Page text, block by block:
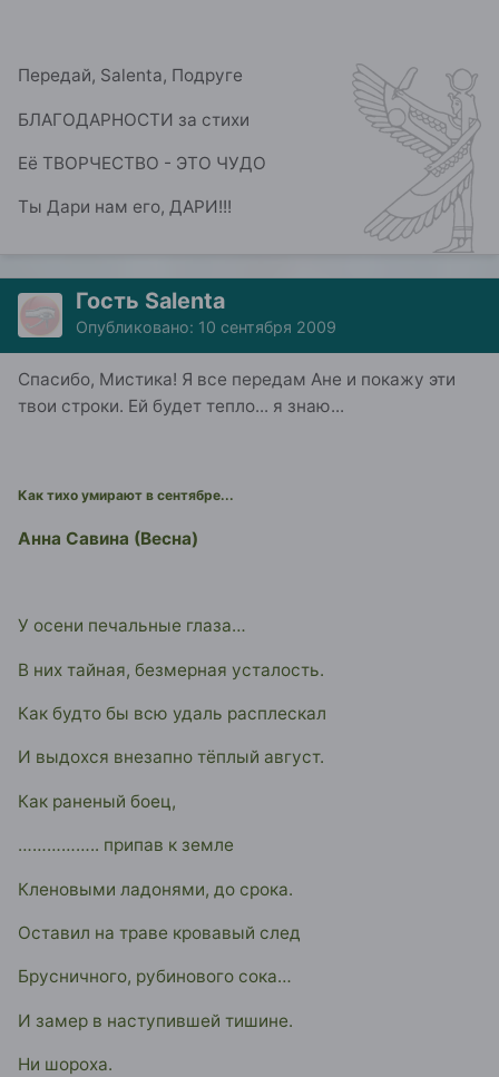
Передай, Salenta, Подруге
БЛАГОДАРНОСТИ за стихи
Её ТВОРЧЕСТВО - ЭТО ЧУДО
Ты Дари нам его, ДАРИ!!!
Гость Salenta
Опубликовано: 10 сентября 2009
Спасибо, Мистика! Я все передам Ане и покажу эти
твои строки. Ей будет тепло... я знаю...
Как тихо умирают в сентябре...
Анна Савина (Весна)
У осени печальные глаза…
В них тайная, безмерная усталость.
Как будто бы всю удаль расплескал
И выдохся внезапно тёплый август.
Как раненый боец,
…………….. припав к земле
Кленовыми ладонями, до срока.
Оставил на траве кровавый след
Брусничного, рубинового сока…
И замер в наступившей тишине.
Ни шороха.